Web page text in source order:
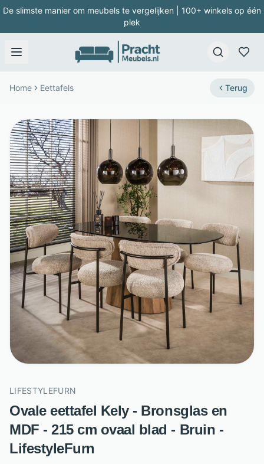
De slimste manier om meubels te vergelijken | 100+ winkels op één
plek
Home Eettafels Terug
LIFESTYLEFURN
Ovale eettafel Kely - Bronsglas en
MDF - 215 cm ovaal blad - Bruin -
LifestyleFurn